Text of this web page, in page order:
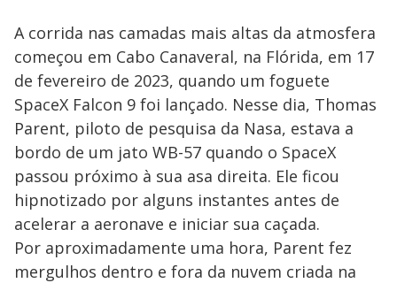
A corrida nas camadas mais altas da atmosfera
começou em Cabo Canaveral, na Flórida, em 17
de fevereiro de 2023, quando um foguete
SpaceX Falcon 9 foi lançado. Nesse dia, Thomas
Parent, piloto de pesquisa da Nasa, estava a
bordo de um jato WB-57 quando o SpaceX
passou próximo à sua asa direita. Ele ficou
hipnotizado por alguns instantes antes de
acelerar a aeronave e iniciar sua caçada.
Por aproximadamente uma hora, Parent fez
mergulhos dentro e fora da nuvem criada na